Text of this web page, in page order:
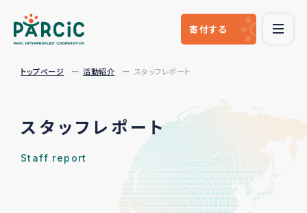
寄付する
トップページ 活動紹介 スタッフレポート
スタッフレポート
Staff report